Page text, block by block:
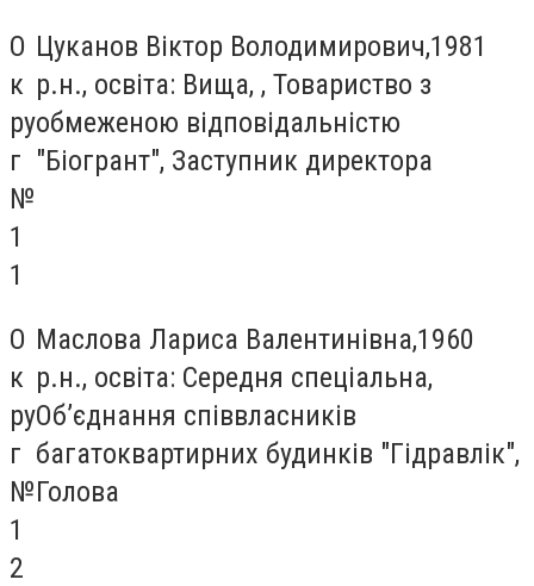
О
к
ру
г
№
1
1
Цуканов Віктор Володимирович,1981
р.н., освіта: Вища, , Товариство з
обмеженою відповідальністю
"Біогрант", Заступник директора
О
к
ру
г
№
1
2
Маслова Лариса Валентинівна,1960
р.н., освіта: Середня спеціальна,
Об’єднання співвласників
багатоквартирних будинків "Гідравлік",
Голова